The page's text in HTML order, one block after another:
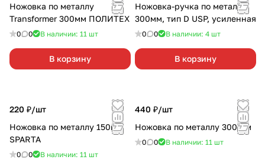
Ножовка по металлу
Transformer 300мм ПОЛИТЕХ
0 0 В наличии: 11 шт
В корзину
Ножовка-ручка по металлу
300мм, тип D USP, усиленная
0 0 В наличии: 4 шт
В корзину
220 ₽/шт
Ножовка по металлу 150мм
SPARTA
0 0 В наличии: 11 шт
440 ₽/шт
Ножовка по металлу 300 мм
0 0 В наличии: 11 шт